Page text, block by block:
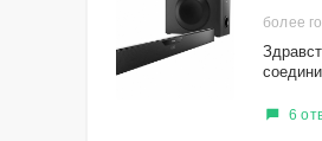
более
6